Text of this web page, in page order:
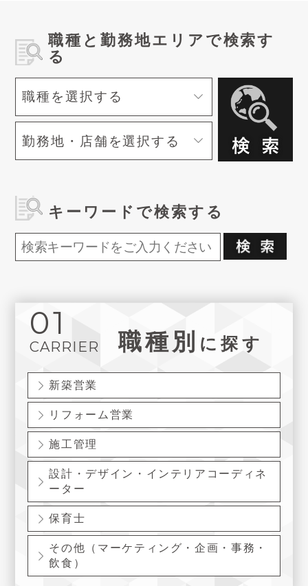
職種と勤務地エリアで検索す
る
キーワードで検索する
01
CARRIER 職種別 に探す
新築営業
リフォーム営業
施工管理
設計・デザイン・インテリアコーディネ
ーター
保育士
その他（マーケティング・企画・事務・
飲食）